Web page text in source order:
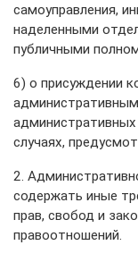
самоуправления,
наделенными
публичными
6) о присуждении
случаях,
2.
содержать иные
прав, свобод и
правоотношений.